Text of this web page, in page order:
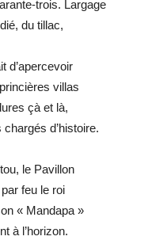
trois. Largage
du tillac,
d’apercevoir
villas
çà et là,
d’histoire.
le Pavillon
feu le roi
« Mandapa »
à l’horizon.